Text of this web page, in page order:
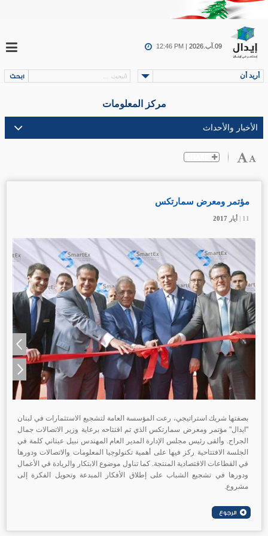
09.آب.2026 12:46 PM |
أريد أن
مركز المعلومات
11 | أيار
مؤتمر ومعرض سمارتكس
11 | أيار 11 | أيار 11 | أيار
بصفتها شريك استراتيجي، رعت المؤسسة العامة لتشجيع الاستثمارات في لبنان
"ايدال" مؤتمر ومعرض سمارتكس الذي تم افتتاحه برعاية وزير الاتصالات جمال
الجراح. وألقى رئيس مجلس الإدارة المدير العام المهندس نبيل عيتاني كلمة في
الجلسة الافتتاحية ركز فيها على أهمية تكنولوجيا المعلومات والاتصالات ودورها
في القطاعات الاقتصادية المنتجة. كما تناول موضوع الابتكار والريادة في الأعمال
ودورها في تشجيع الشباب على إطلاق الأفكار المبدعة وتحويل الفكرة إلى
مشروع.